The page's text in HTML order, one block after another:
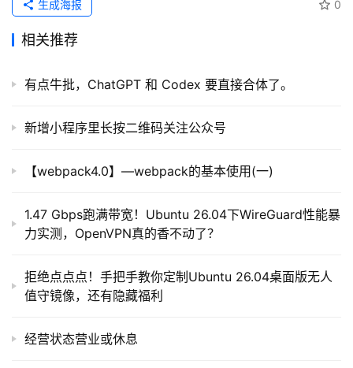
词
源
接
0
生成海报
相关推荐
有点牛批，ChatGPT 和 Codex 要直接合体了。
新增小程序里长按二维码关注公众号
【webpack4.0】—webpack的基本使用(一)
1.47 Gbps跑满带宽！Ubuntu 26.04下WireGuard性能暴
力实测，OpenVPN真的香不动了？
拒绝点点点！手把手教你定制Ubuntu 26.04桌面版无人
值守镜像，还有隐藏福利
经营状态营业或休息